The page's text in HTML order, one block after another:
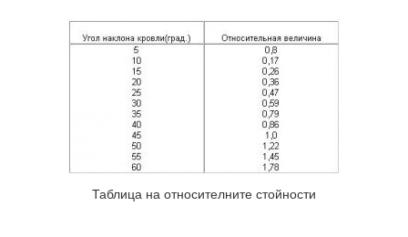
Таблица на относителните стойности